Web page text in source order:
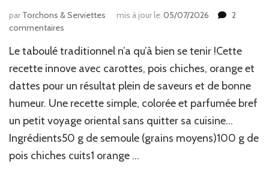
par Torchons & Serviettes mis à jour le 05/07/2026
2
commentaires
oriental
pois
carottes,
orange
dattes
Le taboulé traditionnel n’a qu’à bien se tenir !Cette
recette innove avec carottes, pois chiches, orange et
dattes pour un résultat plein de saveurs et de bonne
humeur. Une recette simple, colorée et parfumée bref
un petit voyage oriental sans quitter sa cuisine…
Ingrédients50 g de semoule (grains moyens)100 g de
pois chiches cuits1 orange …